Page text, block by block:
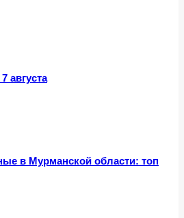
августа
в Мурманской области: топ